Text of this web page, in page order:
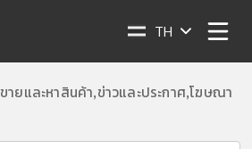
TH
ขายและหาสินค้า,ข่าวและประกาศ,โฆษณา